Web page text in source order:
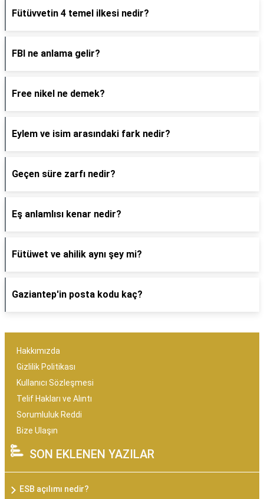
Fütüvvetin 4 temel ilkesi nedir?
FBI ne anlama gelir?
Free nikel ne demek?
Eylem ve isim arasındaki fark nedir?
Geçen süre zarfı nedir?
Eş anlamlısı kenar nedir?
Fütüwet ve ahilik aynı şey mi?
Gaziantep'in posta kodu kaç?
Hakkımızda
Gizlilik Politikası
Kullanıcı Sözleşmesi
Telif Hakları ve Alıntı
Sorumluluk Reddi
Bize Ulaşın
SON EKLENEN YAZILAR
ESB açılımı nedir?